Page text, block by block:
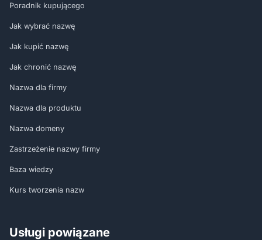
Poradnik kupującego
Jak wybrać nazwę
Jak kupić nazwę
Jak chronić nazwę
Nazwa dla firmy
Nazwa dla produktu
Nazwa domeny
Zastrzeżenie nazwy firmy
Baza wiedzy
Kurs tworzenia nazw
Usługi powiązane